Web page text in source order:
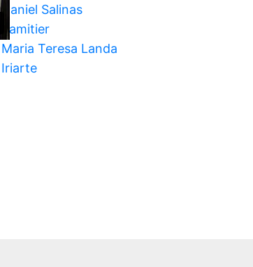
Daniel Salinas
Samitier
Maria Teresa Landa
Iriarte